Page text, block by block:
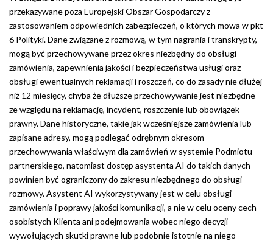
przekazywane poza Europejski Obszar Gospodarczy z
zastosowaniem odpowiednich zabezpieczeń, o których mowa w pkt
6 Polityki. Dane związane z rozmową, w tym nagrania i transkrypty,
mogą być przechowywane przez okres niezbędny do obsługi
zamówienia, zapewnienia jakości i bezpieczeństwa usługi oraz
obsługi ewentualnych reklamacji i roszczeń, co do zasady nie dłużej
niż 12 miesięcy, chyba że dłuższe przechowywanie jest niezbędne
ze względu na reklamację, incydent, roszczenie lub obowiązek
prawny. Dane historyczne, takie jak wcześniejsze zamówienia lub
zapisane adresy, mogą podlegać odrębnym okresom
przechowywania właściwym dla zamówień w systemie Podmiotu
partnerskiego, natomiast dostęp asystenta AI do takich danych
powinien być ograniczony do zakresu niezbędnego do obsługi
rozmowy. Asystent AI wykorzystywany jest w celu obsługi
zamówienia i poprawy jakości komunikacji, a nie w celu oceny cech
osobistych Klienta ani podejmowania wobec niego decyzji
wywołujących skutki prawne lub podobnie istotnie na niego